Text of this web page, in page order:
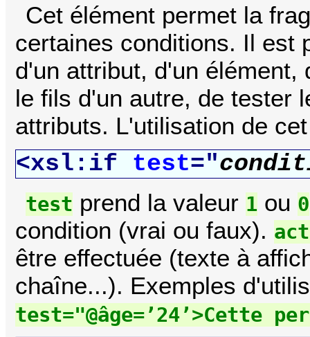
Cet élément permet la
certaines conditions. Il est
d'un attribut, d'un
le fils d'un autre, de tester
attributs. L'utilisation de
<xsl:if test="
test prend la valeur 1 ou 0
condition (vrai ou faux).
être effectuée (texte à
chaîne...). Exemples
test="@âge=’24’>Cette